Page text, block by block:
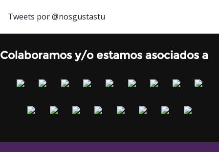
Tweets por @nosgustastu
Colaboramos y/o estamos asociados a